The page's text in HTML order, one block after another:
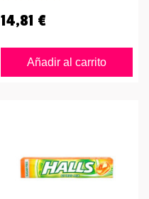
14,81 €
Añadir al carrito